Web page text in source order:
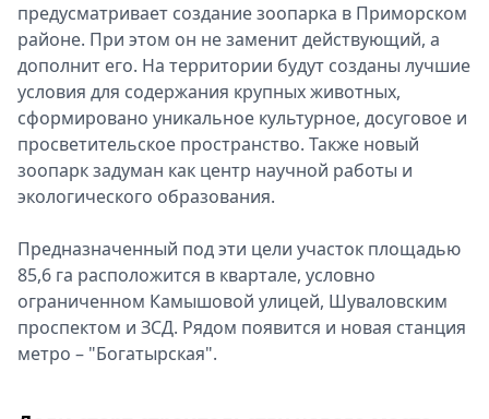
предусматривает создание зоопарка в Приморском
районе. При этом он не заменит действующий, а
дополнит его. На территории будут созданы лучшие
условия для содержания крупных животных,
сформировано уникальное культурное, досуговое и
просветительское пространство. Также новый
зоопарк задуман как центр научной работы и
экологического образования.
Предназначенный под эти цели участок площадью
85,6 га расположится в квартале, условно
ограниченном Камышовой улицей, Шуваловским
проспектом и ЗСД. Рядом появится и новая станция
метро – "Богатырская".